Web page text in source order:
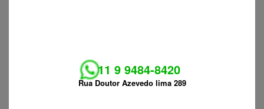
11 9 9484-8420
Rua Doutor Azevedo lima 289